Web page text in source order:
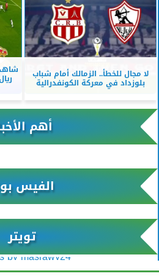
لا مجال للخطأ.. الزمالك أمام شباب
بلوزداد في معركة الكونفدرالية
شاهد
أهم
الفيس
تويتر
by masrawy24